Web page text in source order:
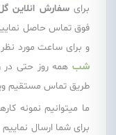
برایسفارش انلاین
و برای ساعت مورد
شب همه روز حتی در
طریق تماس مستقیم
ما میتوانیم نمونه
برای شما ارسال